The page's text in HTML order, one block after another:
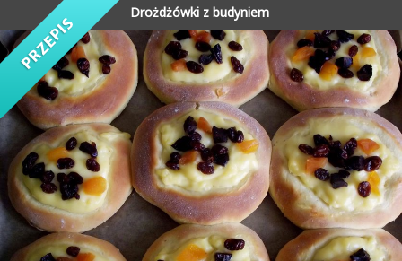
Drożdżówki z budyniem